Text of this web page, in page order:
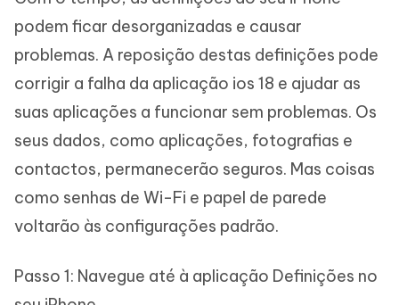
podem ficar desorganizadas e causar
problemas. A reposição destas definições pode
corrigir a falha da aplicação ios 18 e ajudar as
suas aplicações a funcionar sem problemas. Os
seus dados, como aplicações, fotografias e
contactos, permanecerão seguros. Mas coisas
como senhas de Wi-Fi e papel de parede
voltarão às configurações padrão.
Passo 1: Navegue até à aplicação Definições no